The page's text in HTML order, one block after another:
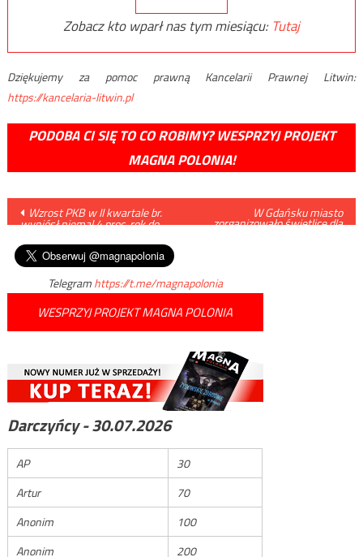
Zobacz kto wparł nas tym miesiącu: Tutaj
Dziękujemy za pomoc prawną Kancelarii Prawnej Litwin:
https://kancelaria-litwin.pl
PODOBA CI SIĘ TO CO ROBIMY? WESPRZYJ PROJEKT
MAGNA POLONIA!
Nawigacja
wpisu
Wzrost PKB w II kwartale br.
wyniósł niemal 4 proc. rok do
W Gdańsku miasto
zorganizowało świetlicę dla
Telegramhttps://t.me/magnapolonia
WESPRZYJ PROJEKT MAGNA POLONIA
Darczyńcy - 30.07.2026
AP
30
Artur
70
Anonim
100
Anonim
200